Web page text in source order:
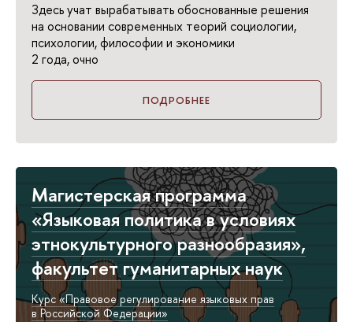
Здесь учат вырабатывать обоснованные решения
на основании современных теорий социологии,
психологии, философии и экономики
2 года, очно
ПОДРОБНЕЕ
Магистерская программа
«Языковая политика в условиях
этнокультурного разнообразия»,
факультет гуманитарных наук
Курс «Правовое регулирование языковых прав
в Российской Федерации»